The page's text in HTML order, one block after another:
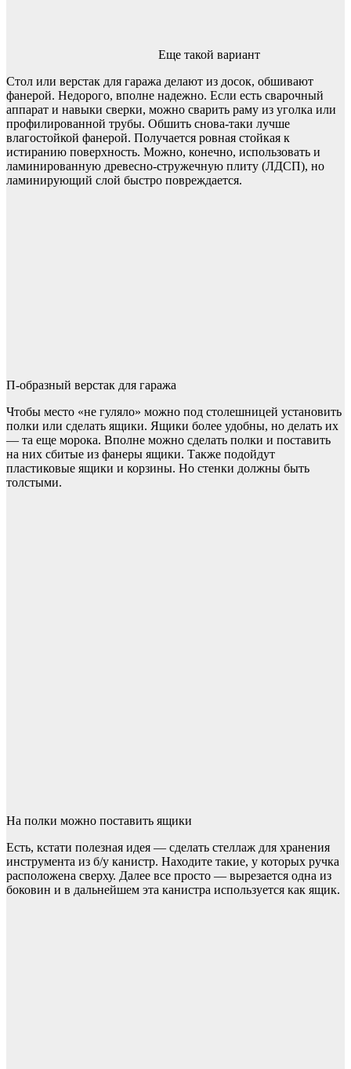
Еще такой вариант
Стол или верстак для гаража делают из досок, обшивают
фанерой. Недорого, вполне надежно. Если есть сварочный
аппарат и навыки сверки, можно сварить раму из уголка или
профилированной трубы. Обшить снова-таки лучше
влагостойкой фанерой. Получается ровная стойкая к
истиранию поверхность. Можно, конечно, использовать и
ламинированную древесно-стружечную плиту (ЛДСП), но
ламинирующий слой быстро повреждается.
П-образный верстак для гаража
Чтобы место «не гуляло» можно под столешницей установить
полки или сделать ящики. Ящики более удобны, но делать их
— та еще морока. Вполне можно сделать полки и поставить
на них сбитые из фанеры ящики. Также подойдут
пластиковые ящики и корзины. Но стенки должны быть
толстыми.
На полки можно поставить ящики
Есть, кстати полезная идея — сделать стеллаж для хранения
инструмента из б/у канистр. Находите такие, у которых ручка
расположена сверху. Далее все просто — вырезается одна из
боковин и в дальнейшем эта канистра используется как ящик.